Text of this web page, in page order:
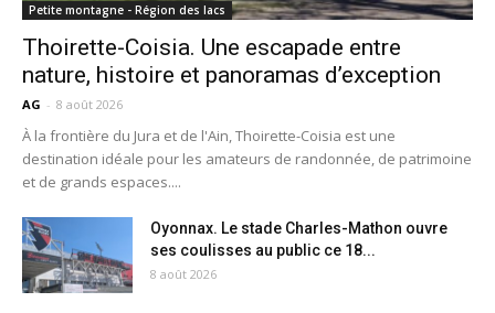
Petite montagne - Région des lacs
Thoirette-Coisia. Une escapade entre
nature, histoire et panoramas d’exception
AG - 8 août 2026
À la frontière du Jura et de l'Ain, Thoirette-Coisia est une
destination idéale pour les amateurs de randonnée, de patrimoine
et de grands espaces....
Oyonnax. Le stade Charles-Mathon ouvre
ses coulisses au public ce 18...
8 août 2026